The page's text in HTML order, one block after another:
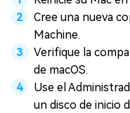
Cree una nueva
Machine.
Verifique la
de macOS.
Use el
un disco de inicio